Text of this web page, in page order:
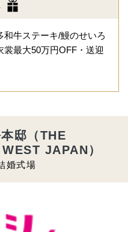
牛ステーキ/鰻のせいろ
最大50万円OFF・送迎
婚式場
邸（THE
JAPAN）